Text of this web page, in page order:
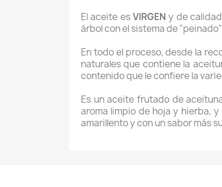
El aceite esVIRGEN y de calidad
árbol con el sistema de
En todo el proceso, desde la
naturales que contiene la
contenido que le confiere la
Es un aceite frutado de
aroma limpio de hoja y hierba,
amarillento y con un sabor más